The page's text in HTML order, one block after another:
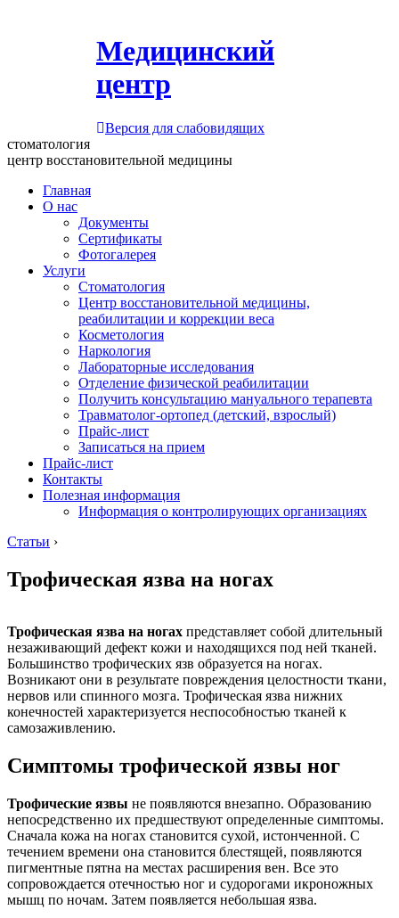
Медицинский
центр
Версия для слабовидящих
стоматология
центр восстановительной медицины
Главная
О нас
Документы
Сертификаты
Фотогалерея
Услуги
Стоматология
Центр восстановительной медицины,
реабилитации и коррекции веса
Косметология
Наркология
Лабораторные исследования
Отделение физической реабилитации
Получить консультацию мануального терапевта
Травматолог-ортопед (детский, взрослый)
Прайс-лист
Записаться на прием
Прайс-лист
Контакты
Полезная информация
Информация о контролирующих организациях
Статьи ›
Трофическая язва на ногах
Трофическая язва на ногах представляет собой длительный
незаживающий дефект кожи и находящихся под ней тканей.
Большинство трофических язв образуется на ногах.
Возникают они в результате повреждения целостности ткани,
нервов или спинного мозга. Трофическая язва нижних
конечностей характеризуется неспособностью тканей к
самозаживлению.
Симптомы трофической язвы ног
Трофические язвы не появляются внезапно. Образованию
непосредственно их предшествуют определенные симптомы.
Сначала кожа на ногах становится сухой, истонченной. С
течением времени она становится блестящей, появляются
пигментные пятна на местах расширения вен. Все это
сопровождается отечностью ног и судорогами икроножных
мышц по ночам. Затем появляется небольшая язва.